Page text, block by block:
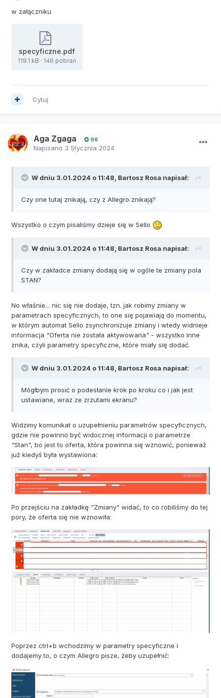
w załączniku
specyficzne.pdf
119.1 kB · 146 pobrań
Cytuj
Aga Zgaga 96
Napisano 3 Stycznia 2024
W dniu 3.01.2024 o 11:48, Bartosz Rosa napisał:
Czy one tutaj znikają, czy z Allegro znikają?
Wszystko o czym pisaliśmy dzieje się w Sello
W dniu 3.01.2024 o 11:48, Bartosz Rosa napisał:
Czy w zakładce zmiany dodają się w ogóle te zmiany pola
STAN?
No właśnie... nic się nie dodaje, tzn. jak robimy zmiany w
parametrach specyficznych, to one się pojawiają do momentu,
w którym automat Sello zsynchronizuje zmiany i wtedy widnieje
informacja "Oferta nie została aktywowana" - wszystko inne
znika, czyli parametry specyficzne, które miały się dodać.
W dniu 3.01.2024 o 11:48, Bartosz Rosa napisał:
Mógłbym prosić o podesłanie krok po kroku co i jak jest
ustawiane, wraz ze zrzutami ekranu?
Widzimy komunikat o uzupełnieniu parametrów specyficznych,
gdzie nie powinno być widocznej informacji o parametrze
"Stan", bo jest to oferta, która powinna się wznowić, ponieważ
już kiedyś była wystawiona:
Po przejściu na zakładkę "Zmiany" widać, to co robiliśmy do tej
pory, że oferta się nie wznowiła:
Poprzez ctrl+b wchodzimy w parametry specyficzne i
dodajemy to, o czym Allegro pisze, żeby uzupełnić: